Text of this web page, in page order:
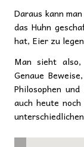
Daraus kann
das Huhn
hat, Eier zu
Man sieht
Genaue
Philosophen
auch heute